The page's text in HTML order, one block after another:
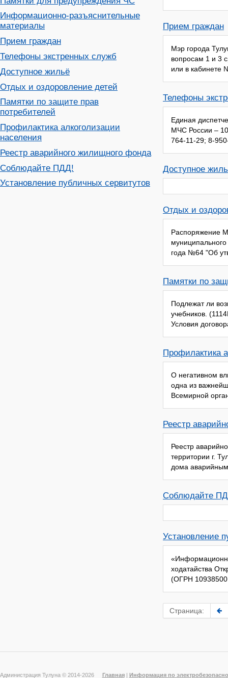
Информационно-разъяснительные
материалы
Прием граждан
Телефоны экстренных служб
Доступное жильё
Отдых и оздоровление детей
Памятки по защите прав
потребителей
Профилактика алкоголизации
населения
Реестр аварийного жилищного фонда
Соблюдайте ПДД!
Установление публичных сервитутов
Прием граждан
Мэр города
вопросам 1 и 3
или в кабинете
Телефоны
Единая
МЧС России –
764-11-29; 8-
Доступное
Отдых и
Распоряжение
года №64 "Об
Памятки по
Подлежат ли
учебников.
Условия
Профилактика
О негативном
одна из
Всемирной
Реестр
Реестр
территории г.
дома
Соблюдайте
Установление
ходатайства
(ОГРН
Страница:
Администрация Тулуна © 2014-2026 Главная| Информация по